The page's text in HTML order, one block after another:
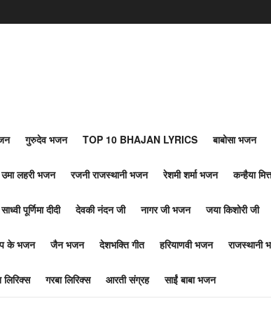
गुरुदेव भजन TOP 10 BHAJAN LYRICS बाबोसा भजन
उमा लहरी भजन रजनी राजस्थानी भजन रेशमी शर्मा भजन कन्हैया
साध्वी पूर्णिमा दीदी देवकी नंदन जी नागर जी भजन जया किशोरी जी
के भजन जैन भजन देशभक्ति गीत हरियाणवी भजन राजस्थानी
गरबा लिरिक्स आरती संग्रह साईं बाबा भजन